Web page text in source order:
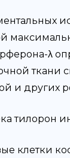
λ
ткани
и других
тилорон
клетки